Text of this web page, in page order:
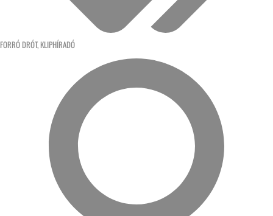
FORRÓ DRÓT, KLIPHÍRADÓ